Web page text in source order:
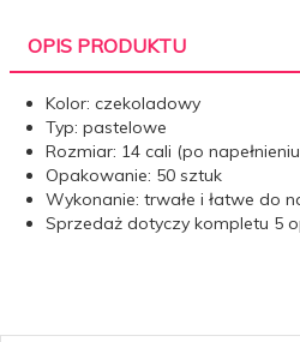
OPIS PRODUKTU
Kolor: czekoladowy
Typ: pastelowe
Rozmiar: 14 cali (po
Opakowanie: 50 sztuk
Wykonanie: trwałe i łatwe do
Sprzedaż dotyczy kompletu 5